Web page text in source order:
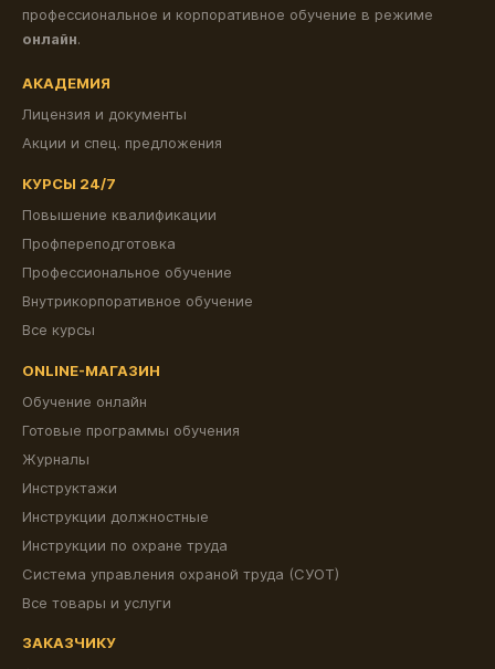
профессиональное и корпоративное обучение в режиме
онлайн.
АКАДЕМИЯ
Лицензия и документы
Акции и спец. предложения
КУРСЫ 24/7
Повышение квалификации
Профпереподготовка
Профессиональное обучение
Внутрикорпоративное обучение
Все курсы
ONLINE-МАГАЗИН
Обучение онлайн
Готовые программы обучения
Журналы
Инструктажи
Инструкции должностные
Инструкции по охране труда
Система управления охраной труда (СУОТ)
Все товары и услуги
ЗАКАЗЧИКУ